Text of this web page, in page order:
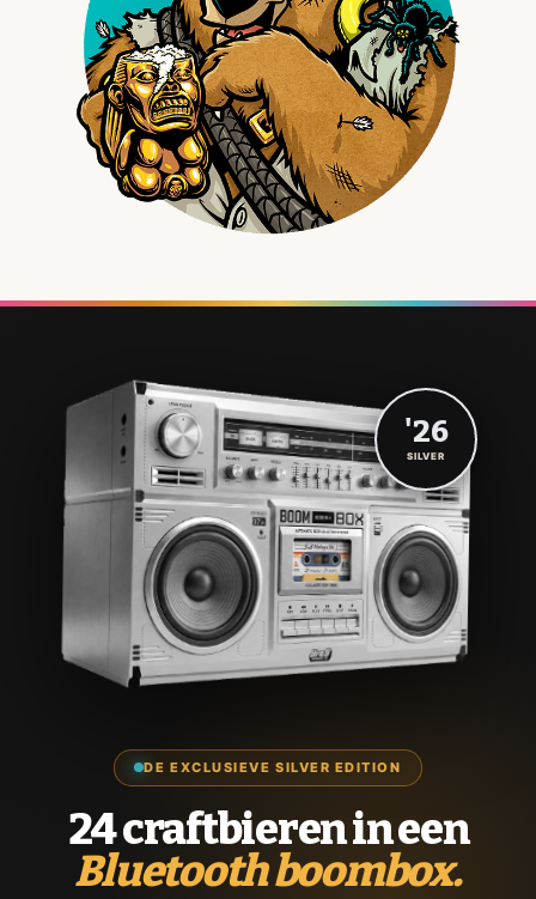
DE EXCLUSIEVE SILVER EDITION
24 craftbieren in een
Bluetooth boombox.
'26
SILVER